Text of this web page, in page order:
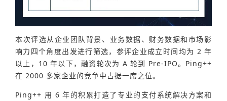
本次评选从企业团队背景、业务数据、财务数据和市场影
响力四个角度出发进行筛选，参评企业成立时间均为 2 年
以上，10 年以下，融资轮次为 A 轮到 Pre-IPO。Ping++
在 2000 多家企业的竞争中占据一席之位。
Ping++ 用 6 年的积累打造了专业的支付系统解决方案和